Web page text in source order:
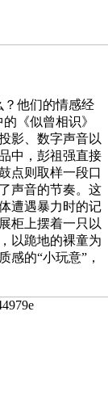
？他们的情感经
《似曾相识》
影、数字声音以
中，彭祖强直接
点则取样一段口
声音的节奏。这
遭遇暴力时的记
柜上摆着一只以
以跪地的裸童为
感的“小玩意”，